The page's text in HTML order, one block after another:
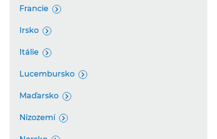
Francie 
Irsko 
Itálie 
Lucembursko 
Maďarsko 
Nizozemí 